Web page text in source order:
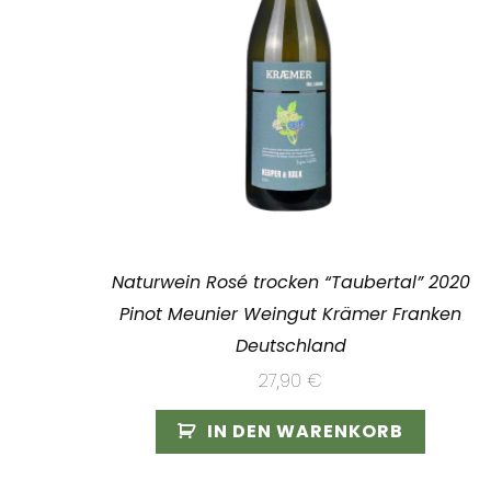
Naturwein Rosé trocken “Taubertal” 2020
Pinot Meunier Weingut Krämer Franken
Deutschland
27,90€
IN DEN WARENKORB